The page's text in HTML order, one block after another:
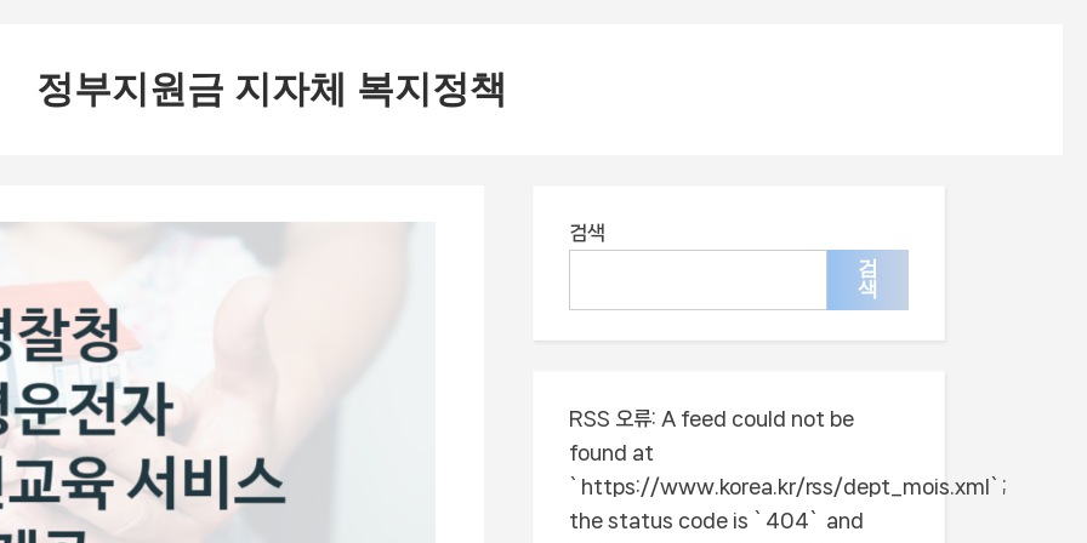
정부지원금 지자체 복지정책
검색
검
색
RSS 오류: A feed could not be
found at
`https://www.korea.kr/rss/dept_mois.xml`;
the status code is `404` and